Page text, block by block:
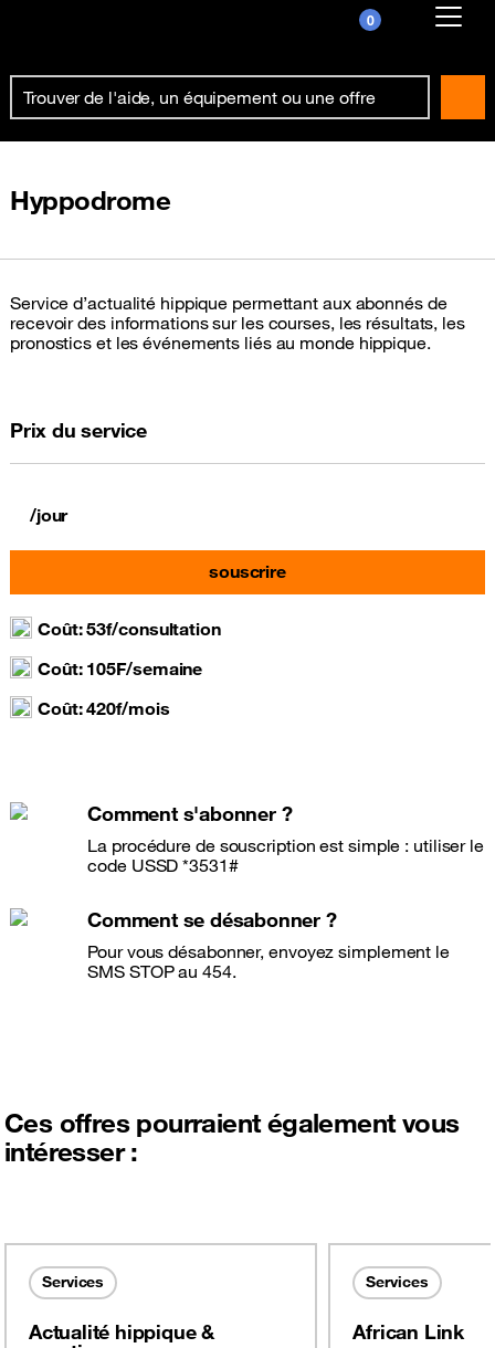
0
Already customer ?
Hyppodrome
Service d’actualité hippique permettant aux abonnés de
recevoir des informations sur les courses, les résultats, les
pronostics et les événements liés au monde hippique.
Prix du service
/jour
souscrire
Coût: 53f/consultation
Coût: 105F/semaine
Coût: 420f/mois
Comment s'abonner ?
La procédure de souscription est simple : utiliser le
code USSD *3531#
Comment se désabonner ?
Pour vous désabonner, envoyez simplement le
SMS STOP au 454.
Ces offres pourraient également vous
intéresser :
Services
Actualité hippique &
Services
African Link